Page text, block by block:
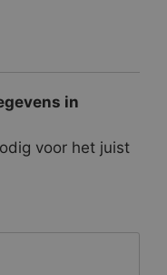
in
voor het juist